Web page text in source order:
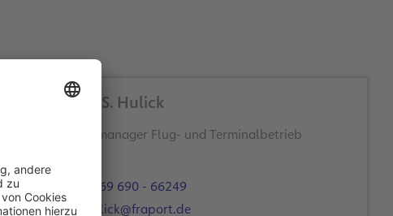
Dieter S. Hulick
Themenmanager Flug- und Terminalbetrieb
+49 69 690 - 66249
d.hulick@fraport.de